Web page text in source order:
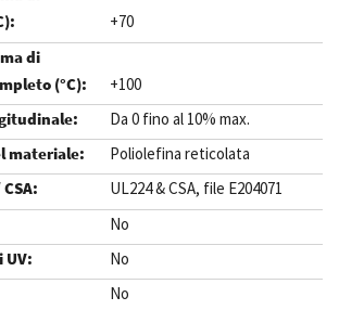
+70
+100
Da 0 fino al 10% max.
Poliolefina reticolata
UL224 & CSA, file E204071
No
No
No